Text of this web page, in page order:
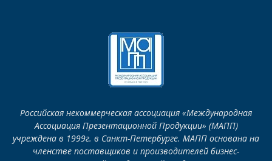
Российская некоммерческая ассоциация «Международная
Ассоциация Презентационной Продукции» (МАПП)
учреждена в 1999г. в Санкт-Петербурге. МАПП основана на
членстве поставщиков и производителей бизнес-